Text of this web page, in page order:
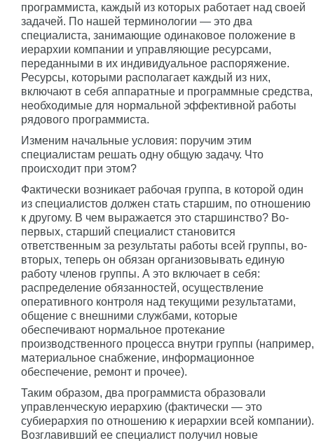
программиста, каждый из которых работает над своей
задачей. По нашей терминологии — это два
специалиста, занимающие одинаковое положение в
иерархии компании и управляющие ресурсами,
переданными в их индивидуальное распоряжение.
Ресурсы, которыми располагает каждый из них,
включают в себя аппаратные и программные средства,
необходимые для нормальной эффективной работы
рядового программиста.
Изменим начальные условия: поручим этим
специалистам решать одну общую задачу. Что
происходит при этом?
Фактически возникает рабочая группа, в которой один
из специалистов должен стать старшим, по отношению
к другому. В чем выражается это старшинство? Во-
первых, старший специалист становится
ответственным за результаты работы всей группы, во-
вторых, теперь он обязан организовывать единую
работу членов группы. А это включает в себя:
распределение обязанностей, осуществление
оперативного контроля над текущими результатами,
общение с внешними службами, которые
обеспечивают нормальное протекание
производственного процесса внутри группы (например,
материальное снабжение, информационное
обеспечение, ремонт и прочее).
Таким образом, два программиста образовали
управленческую иерархию (фактически — это
субиерархия по отношению к иерархии всей компании).
Возглавивший ее специалист получил новые